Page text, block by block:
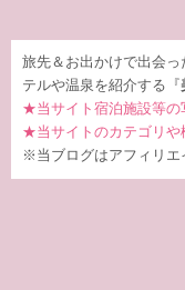
旅先＆お出かけで出会
テルや温泉を紹介する『
★当サイト宿泊施設等
★当サイトのカテゴリ
※当ブログはアフィリエ